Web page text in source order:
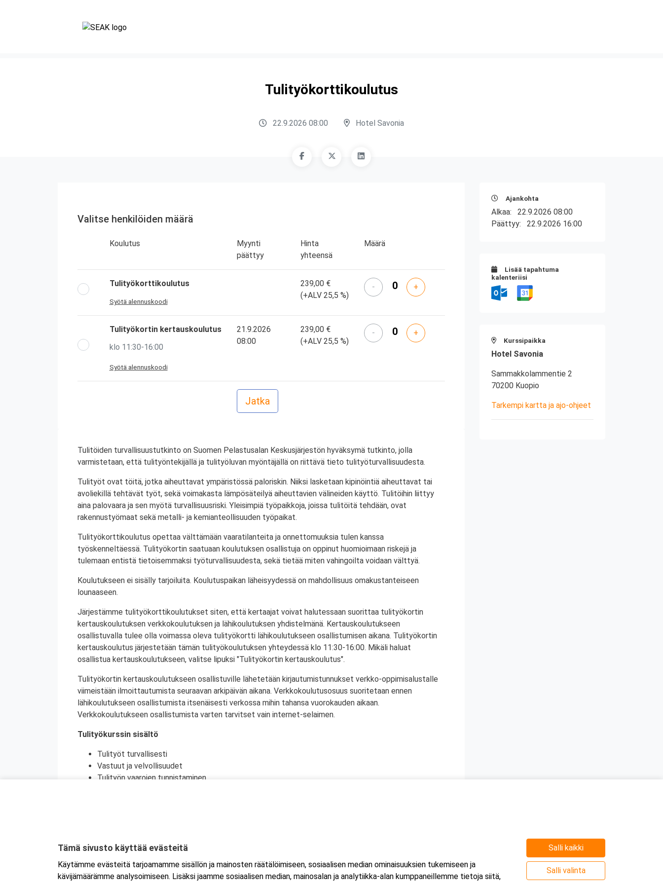
Tulityökorttikoulutus
22.9.2026 08:00 Hotel Savonia
Valitse henkilöiden määrä
Koulutus
Myynti
päättyy
Hinta
yhteensä
Määrä
Tulityökorttikoulutus
Syötä alennuskoodi
239,00 €
(+ALV 25,5 %)
- +
Tulityökortin kertauskoulutus
klo 11:30-16:00
Syötä alennuskoodi
21.9.2026
08:00
239,00 €
(+ALV 25,5 %)
- +
Tulitöiden turvallisuustutkinto on Suomen Pelastusalan Keskusjärjestön hyväksymä tutkinto, jolla
varmistetaan, että tulityöntekijällä ja tulityöluvan myöntäjällä on riittävä tieto tulityöturvallisuudesta.
Tulityöt ovat töitä, jotka aiheuttavat ympäristössä paloriskin. Niiksi lasketaan kipinöintiä aiheuttavat tai
avoliekillä tehtävät työt, sekä voimakasta lämpösäteilyä aiheuttavien välineiden käyttö. Tulitöihin liittyy
aina palovaara ja sen myötä turvallisuusriski. Yleisimpiä työpaikkoja, joissa tulitöitä tehdään, ovat
rakennustyömaat sekä metalli- ja kemianteollisuuden työpaikat.
Tulityökorttikoulutus opettaa välttämään vaaratilanteita ja onnettomuuksia tulen kanssa
työskenneltäessä. Tulityökortin saatuaan koulutuksen osallistuja on oppinut huomioimaan riskejä ja
tulemaan entistä tietoisemmaksi työturvallisuudesta, sekä tietää miten vahingoilta voidaan välttyä.
Koulutukseen ei sisälly tarjoiluita. Koulutuspaikan läheisyydessä on mahdollisuus omakustanteiseen
lounaaseen.
Järjestämme tulityökorttikoulutukset siten, että kertaajat voivat halutessaan suorittaa tulityökortin
kertauskoulutuksen verkkokoulutuksen ja lähikoulutuksen yhdistelmänä. Kertauskoulutukseen
osallistuvalla tulee olla voimassa oleva tulityökortti lähikoulutukseen osallistumisen aikana. Tulityökortin
kertauskoulutus järjestetään tämän tulityökoulutuksen yhteydessä klo 11:30-16:00. Mikäli haluat
osallistua kertauskoulutukseen, valitse lipuksi "Tulityökortin kertauskoulutus".
Tulityökortin kertauskoulutukseen osallistuville lähetetään kirjautumistunnukset verkko-oppimisalustalle
viimeistään ilmoittautumista seuraavan arkipäivän aikana. Verkkokoulutusosuus suoritetaan ennen
lähikoulutukseen osallistumista itsenäisesti verkossa mihin tahansa vuorokauden aikaan.
Verkkokoulutukseen osallistumista varten tarvitset vain internet-selaimen.
Tulityökurssin sisältö
Tulityöt turvallisesti
Vastuut ja velvollisuudet
Tulityön vaarojen tunnistaminen
Tulityökortti on voimassa viisi vuotta. Tulityökortti on voimassa Suomen lisäksi myös Norjassa ja
Ruotsin tulityökoulutus uudistui heinäkuussa 2023, jonka seurauksena Suomessa myönnetty kortti ei ole
Ruotsissa enää pätevä.
Ajankohta
Alkaa: 22.9.2026 08:00
Päättyy: 22.9.2026 16:00
Lisää tapahtuma
kalenteriisi
Kurssipaikka
Hotel Savonia
Sammakkolammentie 2
70200 Kuopio
Tarkempi kartta ja ajo-ohjeet
Tämä sivusto käyttää evästeitä
Käytämme evästeitä tarjoamamme sisällön ja mainosten räätälöimiseen, sosiaalisen median ominaisuuksien tukemiseen ja
kävijämäärämme analysoimiseen. Lisäksi jaamme sosiaalisen median, mainosalan ja analytiikka-alan kumppaneillemme tietoja siitä,
Salli kaikki
Salli valinta